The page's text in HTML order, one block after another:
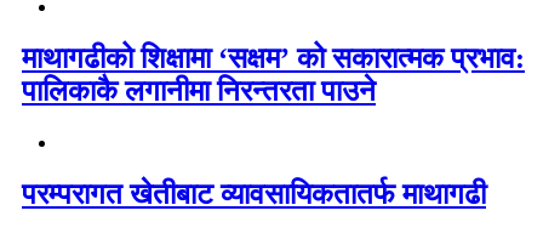
माथागढीको शिक्षामा ‘सक्षम’ को सकारात्मक प्रभाव:
पालिकाकै लगानीमा निरन्तरता पाउने
परम्परागत खेतीबाट व्यावसायिकतातर्फ माथागढी